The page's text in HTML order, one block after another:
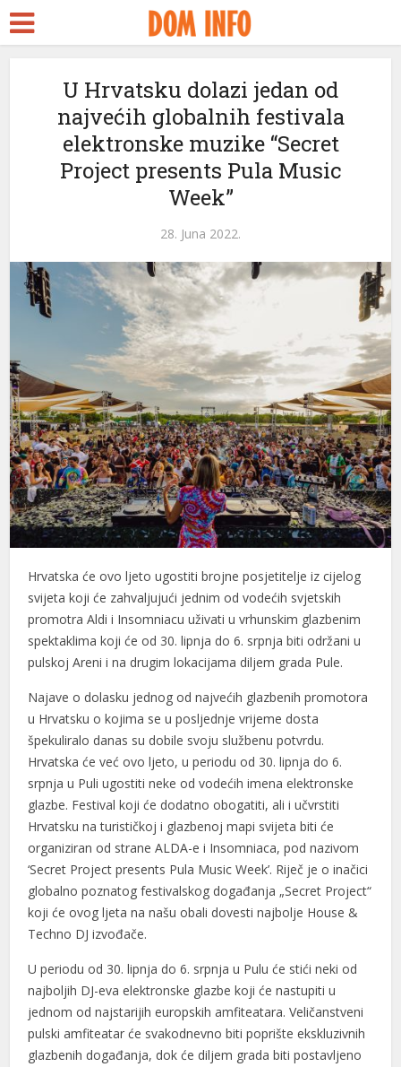
U Hrvatsku dolazi jedan od
najvećih globalnih festivala
elektronske muzike “Secret
Project presents Pula Music
Week”
28. Juna 2022.
Hrvatska će ovo ljeto ugostiti brojne posjetitelje iz cijelog
svijeta koji će zahvaljujući jednim od vodećih svjetskih
promotra Aldi i Insomniacu uživati u vrhunskim glazbenim
spektaklima koji će od 30. lipnja do 6. srpnja biti održani u
pulskoj Areni i na drugim lokacijama diljem grada Pule.
Najave o dolasku jednog od najvećih glazbenih promotora
u Hrvatsku o kojima se u posljednje vrijeme dosta
špekuliralo danas su dobile svoju službenu potvrdu.
Hrvatska će već ovo ljeto, u periodu od 30. lipnja do 6.
srpnja u Puli ugostiti neke od vodećih imena elektronske
glazbe. Festival koji će dodatno obogatiti, ali i učvrstiti
Hrvatsku na turističkoj i glazbenoj mapi svijeta biti će
organiziran od strane ALDA-e i Insomniaca, pod nazivom
‘Secret Project presents Pula Music Week’. Riječ je o inačici
globalno poznatog festivalskog događanja „Secret Project“
koji će ovog ljeta na našu obali dovesti najbolje House &
Techno DJ izvođače.
U periodu od 30. lipnja do 6. srpnja u Pulu će stići neki od
najboljih DJ-eva elektronske glazbe koji će nastupiti u
jednom od najstarijih europskih amfiteatara. Veličanstveni
pulski amfiteatar će svakodnevno biti poprište ekskluzivnih
glazbenih događanja, dok će diljem grada biti postavljeno